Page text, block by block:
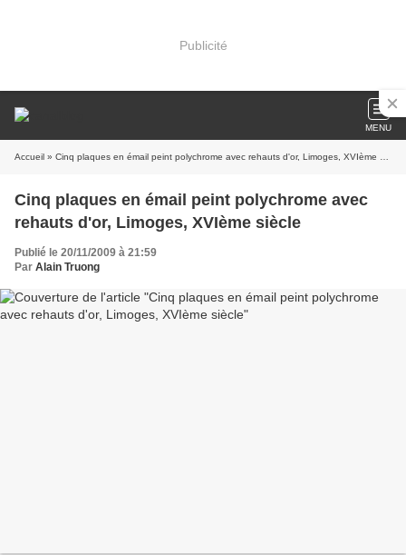
Publicité
MENU
Accueil » Cinq plaques en émail peint polychrome avec rehauts d'or, Limoges, XVIème siècle
Cinq plaques en émail peint polychrome avec
rehauts d'or, Limoges, XVIème siècle
Publié le 20/11/2009 à 21:59
Par Alain Truong